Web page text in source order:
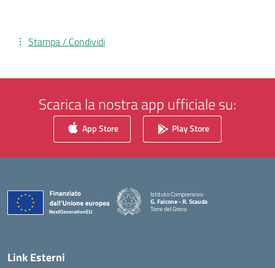
Stampa / Condividi
Scarica la nostra app ufficiale su:
App Store Play Store
Istituto Comprensivo
G. Falcone - R. Scauda
Torre del Greco
Link Esterni